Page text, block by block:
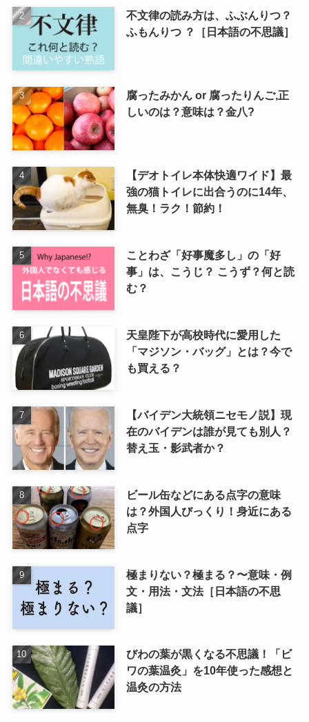
不文律の読み方は、ふぶんりつ？
ふもんりつ ？［日本語の不思議］
腐ったみかん or 腐ったりんご,正
しいのは？意味は？金八?
【デオトイレ本体快適ワイド】最
強の猫トイレに出合うのに14年、
無臭！ラク！節約！
ことわざ「好事魔多し」の「好
事」は、こうじ？ こうず？何と読
む？
天皇陛下が高校時代に愛用した
「マジソン・バッグ」とは？今で
も買える？
【バイデン大統領ニセモノ説】現
在のバイデンは誰が見ても別人？
替え玉・影武者か？
ビール缶などにある点字の意味
は？外国人びっくり！身近にある
点字
極まりない？極まる？〜意味・例
文・用法・文法［日本語の不思
議］
びわの葉が黒くなる不思議！「ビ
ワの葉温灸」を10年使った感想と
温灸の方法